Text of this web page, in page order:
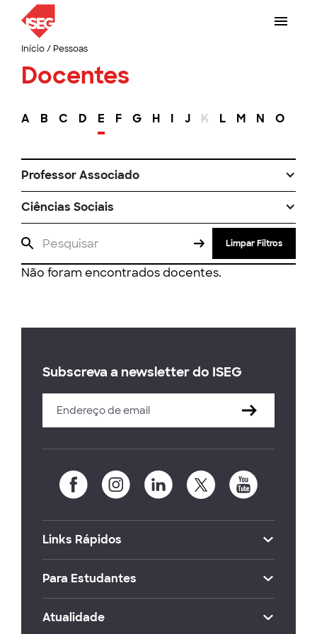
Início/ Pessoas
Docentes
A B C D E F G H I J K L M N O
Professor Associado
Ciências Sociais
Limpar Filtros
Não foram encontrados docentes.
Subscreva a newsletter do ISEG
Links Rápidos
Para Estudantes
Atualidade